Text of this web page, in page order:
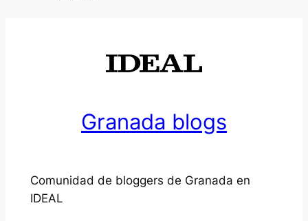
Granada blogs
Comunidad de bloggers de Granada en
IDEAL